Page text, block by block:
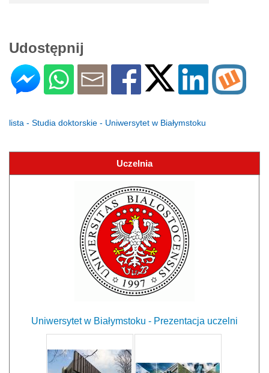
Udostępnij
lista - Studia doktorskie - Uniwersytet w Białymstoku
Uczelnia
Uniwersytet w Białymstoku - Prezentacja uczelni